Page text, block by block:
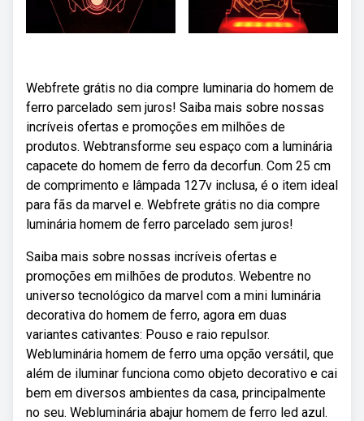
Webfrete grátis no dia compre luminaria do homem de
ferro parcelado sem juros! Saiba mais sobre nossas
incríveis ofertas e promoções em milhões de
produtos. Webtransforme seu espaço com a luminária
capacete do homem de ferro da decorfun. Com 25 cm
de comprimento e lâmpada 127v inclusa, é o item ideal
para fãs da marvel e. Webfrete grátis no dia compre
luminária homem de ferro parcelado sem juros!
Saiba mais sobre nossas incríveis ofertas e
promoções em milhões de produtos. Webentre no
universo tecnológico da marvel com a mini luminária
decorativa do homem de ferro, agora em duas
variantes cativantes: Pouso e raio repulsor.
Webluminária homem de ferro uma opção versátil, que
além de iluminar funciona como objeto decorativo e cai
bem em diversos ambientes da casa, principalmente
no seu. Webluminária abajur homem de ferro led azul.